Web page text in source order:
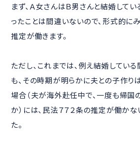
まず、Ａ女さんはＢ男さんと結婚して
ったことは間違いないので、形式的に
推定が働きます。
ただし、これまでは、例え結婚してい
も、その時期が明らかに夫との子作り
場合（夫が海外赴任中で、一度も帰国
か）には、民法７７２条の推定が働か
た。